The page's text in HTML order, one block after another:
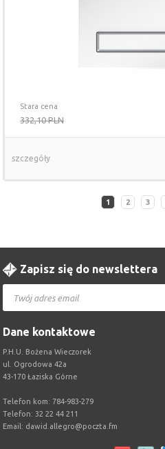
Stara cena
332,10 PLN
szczegóły
1 2 3
Zapisz się do newslettera
Dane kontaktowe
P.H.U. Bożena Wieczorek
ul. Ogrodowa 42a
43-170 Łaziska Górne
Telefon kom: 784-983-279
Telefon: 32 22 44 211
Email: dawid.allegro@poczta.fm